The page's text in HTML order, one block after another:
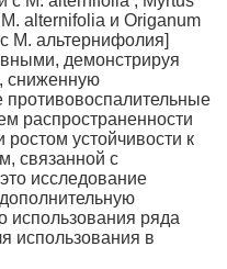
alternifolia и Origanum
M. альтернифолия]
демонстрируя
сниженную
противовоспалительные
распространенности
устойчивости к
связанной с
исследование
использования ряда
использования в